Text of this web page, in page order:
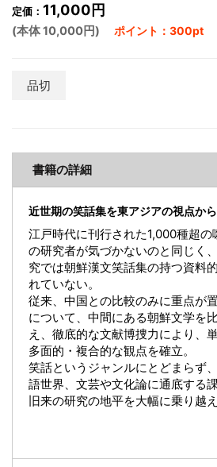
定価： 11,000円
(本体 10,000円) ポイント：300pt
品切
書籍の詳細
近世期の笑話集を東アジアの視点か
江戸時代に刊行された1,000種超の
の研究者が気づかないのと同じく
究では朝鮮漢文笑話集の持つ資料
れていない。
従来、中国との比較のみに重点が
について、中間にある朝鮮文学を
え、徹底的な文献博捜力により、
多面的・複合的な観点を確立。
笑話というジャンルにとどまらず
語世界、文芸や文化論に通底する
旧来の研究の地平を大幅に乗り越